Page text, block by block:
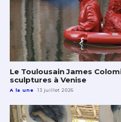
Le Toulousain James
sculptures à Venise
A la une 13 juillet 2026